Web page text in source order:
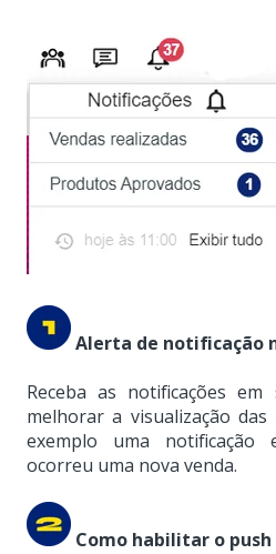
Alerta de notificação
Receba as notificações
melhorar a visualização
exemplo uma notificação
ocorreu uma nova venda.
Como habilitar o